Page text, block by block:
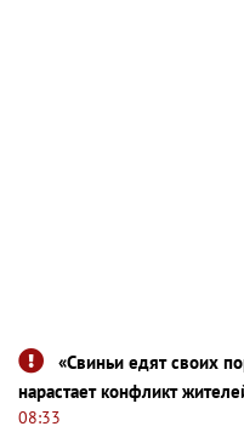
«Свиньи едят своих
нарастает конфликт
08:33